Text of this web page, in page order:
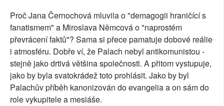
Proč Jana Černochová mluvila o "demagogii hraničící s
fanatismem" a Miroslava Němcová o "naprostém
převrácení faktů"? Sama si přece pamatuje dobové reálie
i atmosféru. Dobře ví, že Palach nebyl antikomunistou -
stejně jako drtivá většina společnosti. A přitom vystupuje,
jako by byla svatokrádež toto prohlásit. Jako by byl
Palachův příběh kanonizován do evangelia a on sám do
role vykupitele a mesiáše.